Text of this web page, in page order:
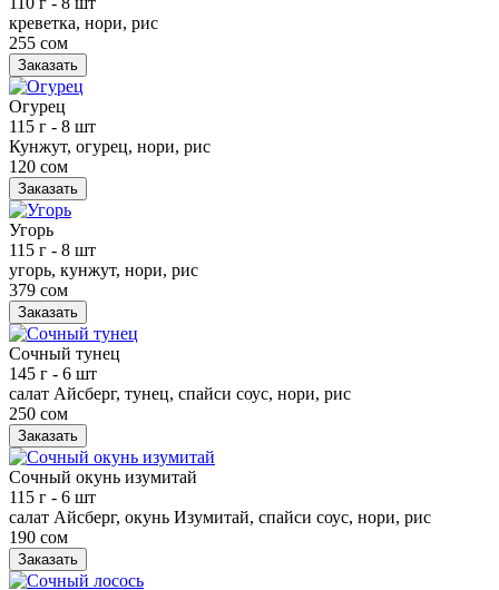
креветка, нори, рис
255 сом
Заказать
Огурец
115 г - 8 шт
Кунжут, огурец, нори, рис
120 сом
Заказать
Угорь
115 г - 8 шт
угорь, кунжут, нори, рис
379 сом
Заказать
Сочный тунец
145 г - 6 шт
салат Айсберг, тунец, спайси соус, нори, рис
250 сом
Заказать
Сочный окунь изумитай
115 г - 6 шт
салат Айсберг, окунь Изумитай, спайси соус, нори, рис
190 сом
Заказать